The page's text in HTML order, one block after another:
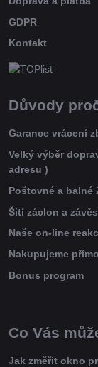
GDPR
Kontakt
Důvody
Garance vrácení
Velký výběr
adresu )
Poštovné a balné
Šití záclon a
Naše on-line
Nakupujeme
Bonus program
Co Vás
Jak změřit okno